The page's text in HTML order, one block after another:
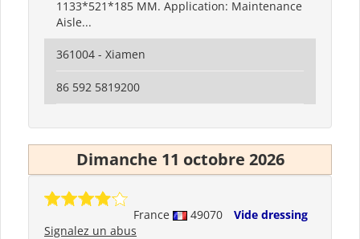
1133*521*185 MM. Application: Maintenance
Aisle...
361004 - Xiamen
86 592 5819200
Dimanche 11 octobre 2026
France 49070
Vide dressing
Signalez un abus